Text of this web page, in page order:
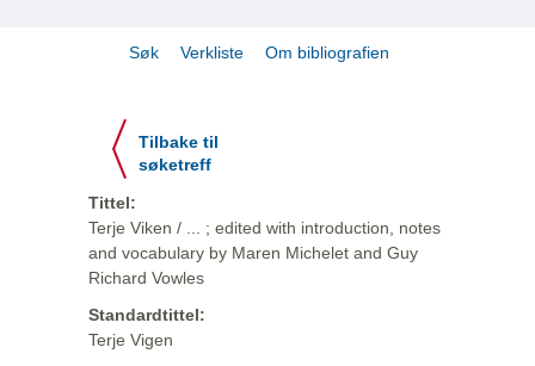
Søk Verkliste Om bibliografien
Tilbake til
søketreff
Tittel:
Terje Viken / ... ; edited with introduction, notes
and vocabulary by Maren Michelet and Guy
Richard Vowles
Standardtittel:
Terje Vigen